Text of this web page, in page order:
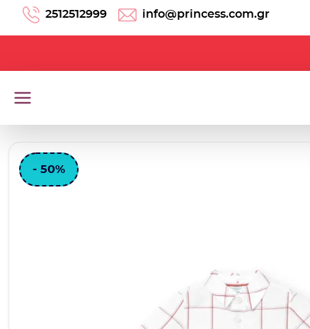
Μετάβαση στο περιεχόμενο
2512512999 info@princess.com.gr
- 50%